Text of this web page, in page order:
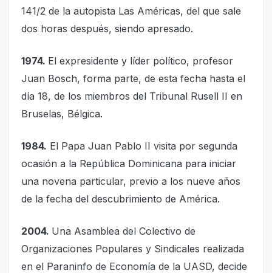
141/2 de la autopista Las Américas, del que sale
dos horas después, siendo apresado.
1974. El expresidente y líder político, profesor
Juan Bosch, forma parte, de esta fecha hasta el
día 18, de los miembros del Tribunal Rusell II en
Bruselas, Bélgica.
1984. El Papa Juan Pablo II visita por segunda
ocasión a la República Dominicana para iniciar
una novena particular, previo a los nueve años
de la fecha del descubrimiento de América.
2004. Una Asamblea del Colectivo de
Organizaciones Populares y Sindicales realizada
en el Paraninfo de Economía de la UASD, decide